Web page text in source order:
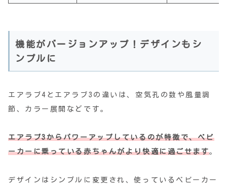
機能がバージョンアップ！デザインもシ
ンプルに
エアラブ4とエアラブ3の違いは、空気孔の数や風量調
節、カラー展開などです。
エアラブ3からパワーアップしているのが特徴で、ベビ
ーカーに乗っている赤ちゃんがより快適に過ごせます。
デザインはシンプルに変更され、使っているベビーカー